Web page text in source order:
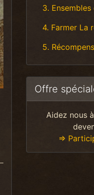
3.
4. Farmer La
5.
Offre
Aidez nous
=>